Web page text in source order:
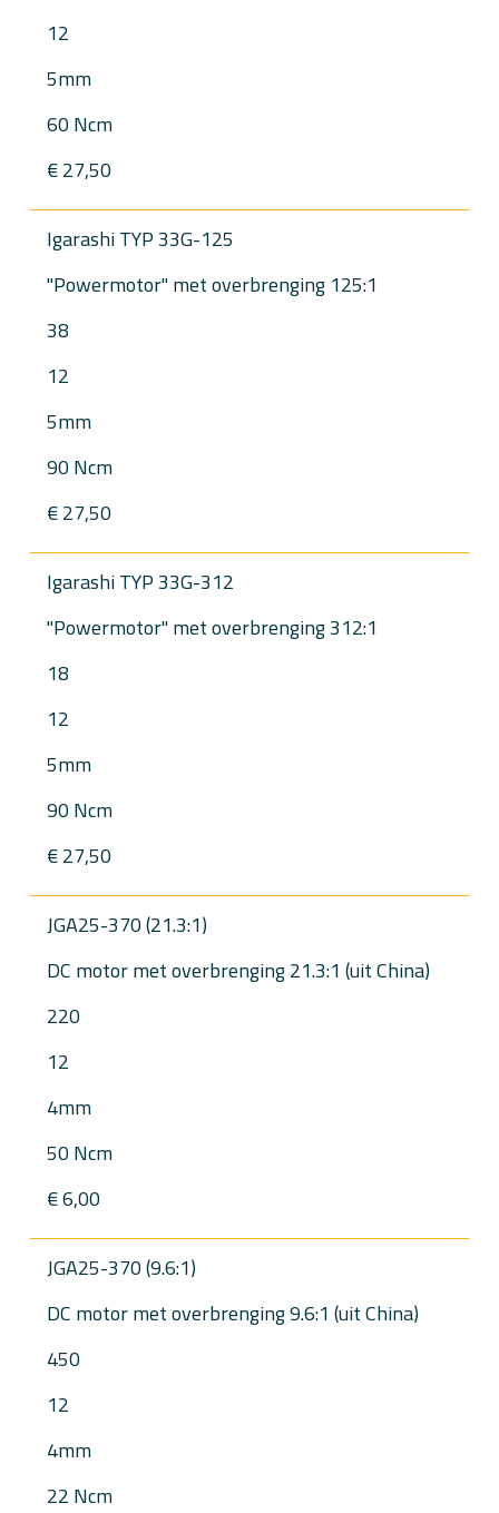
12
5mm
60 Ncm
€ 27,50
Igarashi TYP 33G-125
"Powermotor" met overbrenging 125:1
38
12
5mm
90 Ncm
€ 27,50
Igarashi TYP 33G-312
"Powermotor" met overbrenging 312:1
18
12
5mm
90 Ncm
€ 27,50
JGA25-370 (21.3:1)
DC motor met overbrenging 21.3:1 (uit China)
220
12
4mm
50 Ncm
€ 6,00
JGA25-370 (9.6:1)
DC motor met overbrenging 9.6:1 (uit China)
450
12
4mm
22 Ncm